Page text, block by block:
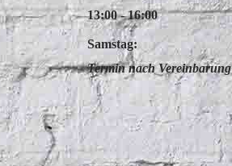
13:00 - 16:00
Samstag:
Termin nach Vereinbarung